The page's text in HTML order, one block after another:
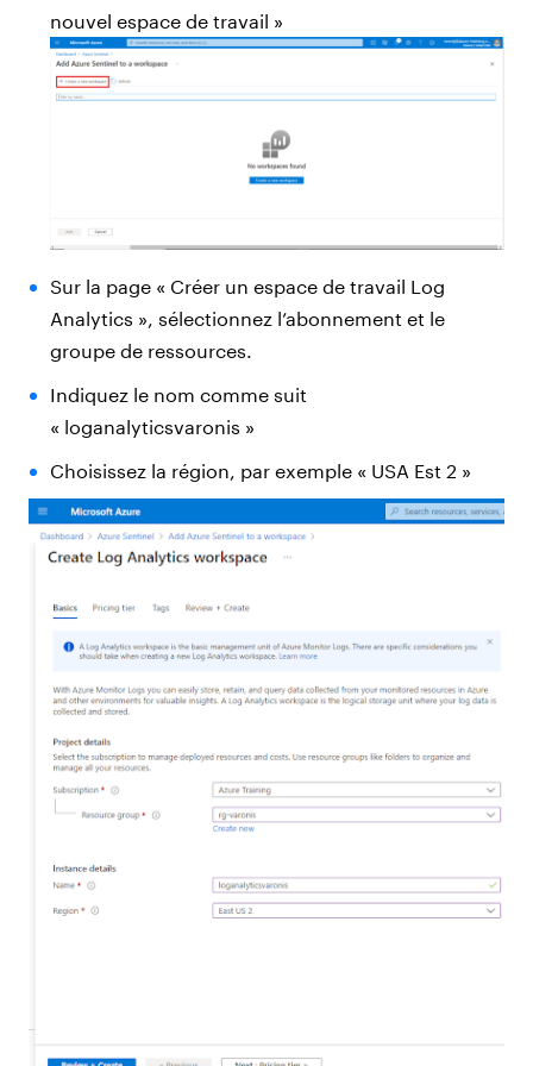
nouvel espace de travail »
Sur la page « Créer un espace de travail Log
Analytics », sélectionnez l’abonnement et le
groupe de ressources.
Indiquez le nom comme suit
« loganalyticsvaronis »
Choisissez la région, par exemple « USA Est 2 »